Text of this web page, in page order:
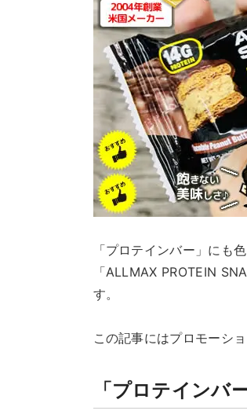
「プロテインバー」にも
「ALLMAX PROTEIN
す。
この記事にはプロモーシ
「プロテインバ